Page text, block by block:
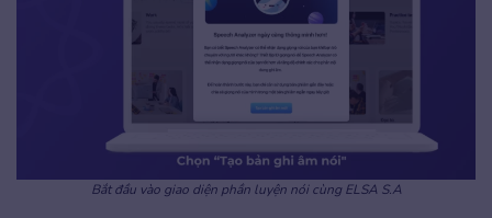
Bắt đầu vào giao diện phần luyện nói cùng ELSA S.A